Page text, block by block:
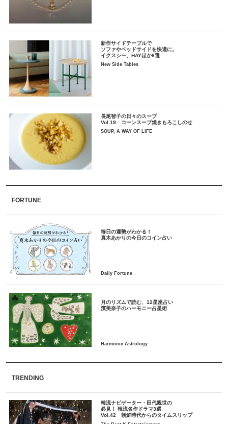
新作サイドテーブルで
ソファやベッドサイドを快適に。
イクスシー、HAYほか6選
New Side Tables
長尾智子の日々のスープ
Vol.19 コーンスープ焼きもろこしのせ
SOUP, A WAY OF LIFE
FORTUNE
毎日の運勢がわかる！
月のリズムで読む、12星座占い
TRENDING
韓流ナビゲーター・田代親世の
必見！ 韓流名作ドラマ3選
Vol.42 朝鮮時代からのタイムスリップ